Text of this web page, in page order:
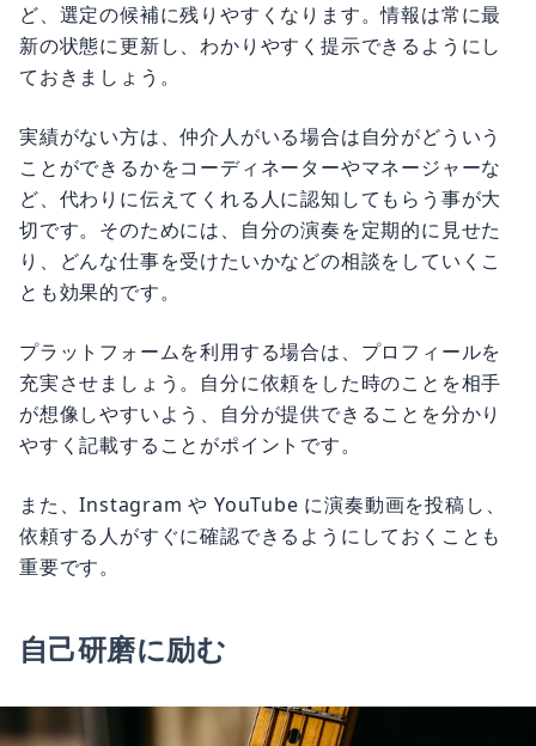
ど、選定の候補に残りやすくなります。情報は常に最
新の状態に更新し、わかりやすく提示できるようにし
ておきましょう。
実績がない方は、仲介人がいる場合は自分がどういう
ことができるかをコーディネーターやマネージャーな
ど、代わりに伝えてくれる人に認知してもらう事が大
切です。そのためには、自分の演奏を定期的に見せた
り、どんな仕事を受けたいかなどの相談をしていくこ
とも効果的です。
プラットフォームを利用する場合は、プロフィールを
充実させましょう。自分に依頼をした時のことを相手
が想像しやすいよう、自分が提供できることを分かり
やすく記載することがポイントです。
また、Instagram や YouTube に演奏動画を投稿し、
依頼する人がすぐに確認できるようにしておくことも
重要です。
自己研磨に励む